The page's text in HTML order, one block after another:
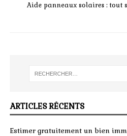
Aide panneaux solaires : tout
ARTICLES RÉCENTS
Estimer gratuitement un bien